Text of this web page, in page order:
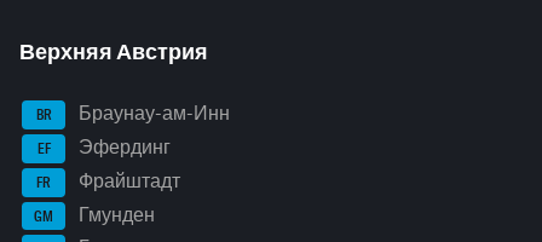
Верхняя Австрия
BR Браунау-ам-Инн
EF Эфердинг
FR Фрайштадт
GM Гмунден